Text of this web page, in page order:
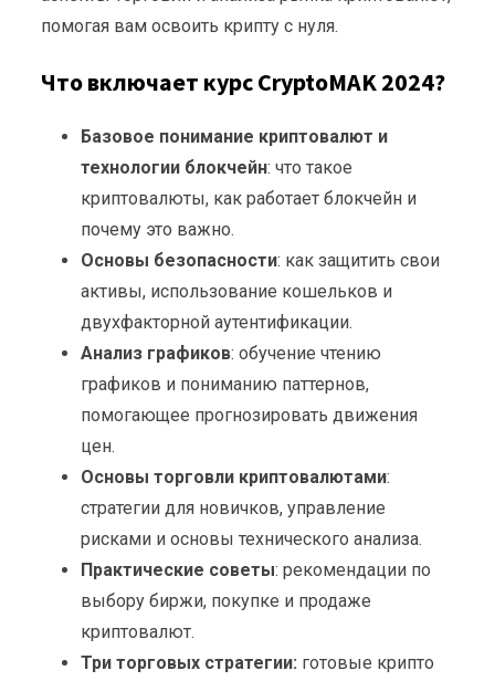
помогая вам освоить крипту с нуля.
Что включает курс CryptoMAK 2024?
Базовое понимание криптовалют и
технологии блокчейн: что такое
криптовалюты, как работает блокчейн и
почему это важно.
Основы безопасности: как защитить свои
активы, использование кошельков и
двухфакторной аутентификации.
Анализ графиков: обучение чтению
графиков и пониманию паттернов,
помогающее прогнозировать движения
цен.
Основы торговли криптовалютами:
стратегии для новичков, управление
рисками и основы технического анализа.
Практические советы: рекомендации по
выбору биржи, покупке и продаже
криптовалют.
Три торговых стратегии: готовые крипто